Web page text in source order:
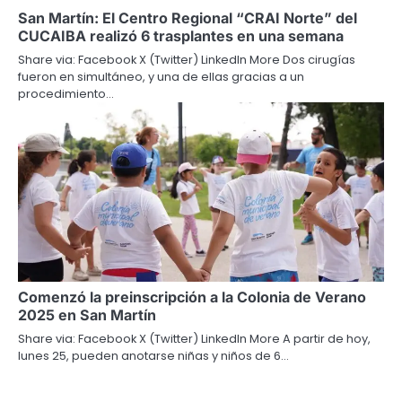
San Martín: El Centro Regional “CRAI Norte” del
CUCAIBA realizó 6 trasplantes en una semana
Share via: Facebook X (Twitter) LinkedIn More Dos cirugías
fueron en simultáneo, y una de ellas gracias a un
procedimiento…
Comenzó la preinscripción a la Colonia de Verano
2025 en San Martín
Share via: Facebook X (Twitter) LinkedIn More A partir de hoy,
lunes 25, pueden anotarse niñas y niños de 6…